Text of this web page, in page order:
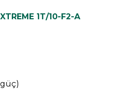
1T/10-F2-A